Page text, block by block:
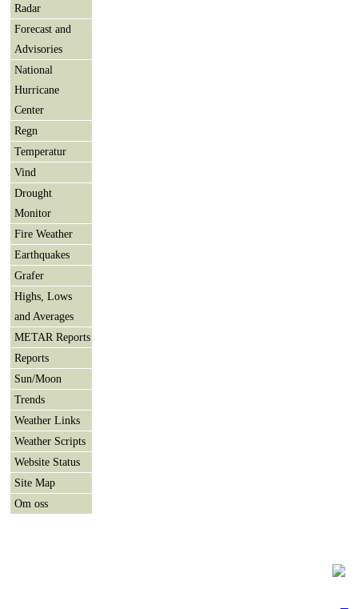
Radar
Forecast and
Advisories
National
Hurricane
Center
Regn
Temperatur
Vind
Drought
Monitor
Fire Weather
Earthquakes
Grafer
Highs, Lows
and Averages
METAR Reports
Reports
Sun/Moon
Trends
Weather Links
Weather Scripts
Website Status
Site Map
Om oss